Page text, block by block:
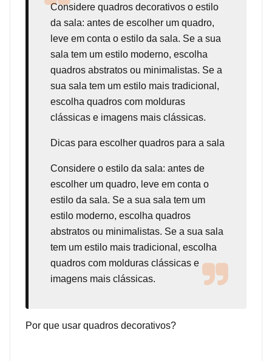
Considere quadros decorativos o estilo
da sala: antes de escolher um quadro,
leve em conta o estilo da sala. Se a sua
sala tem um estilo moderno, escolha
quadros abstratos ou minimalistas. Se a
sua sala tem um estilo mais tradicional,
escolha quadros com molduras
clássicas e imagens mais clássicas.
Dicas para escolher quadros para a sala
Considere o estilo da sala: antes de
escolher um quadro, leve em conta o
estilo da sala. Se a sua sala tem um
estilo moderno, escolha quadros
abstratos ou minimalistas. Se a sua sala
tem um estilo mais tradicional, escolha
quadros com molduras clássicas e
imagens mais clássicas.
Por que usar quadros decorativos?